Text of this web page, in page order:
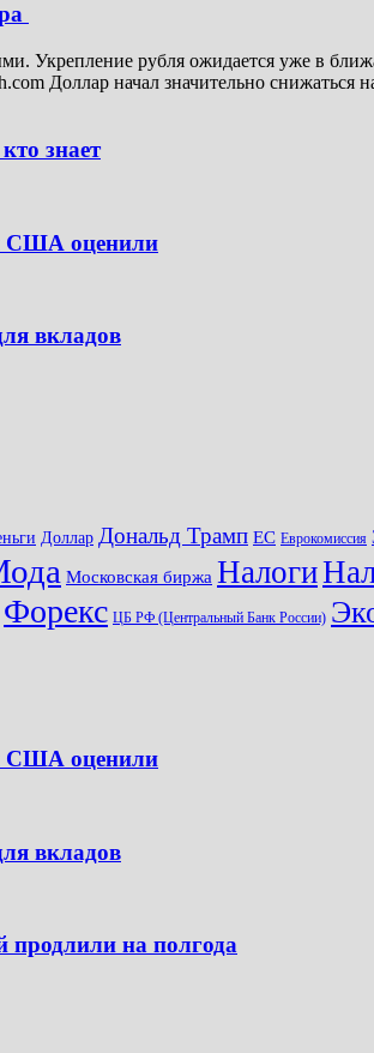
Укрепление рубля ожидается уже в
Доллар начал значительно снижаться
знает
США оценили
вкладов
Доллар Дональд Трамп ЕС Еврокомиссия
Московская биржа Налоги
Форекс ЦБ РФ (Центральный Банк России)
США оценили
вкладов
продлили на полгода